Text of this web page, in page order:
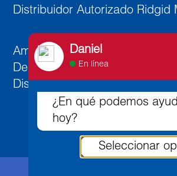
Distribuidor Autorizado Ridgid
Ambato 891, Col. Lindavista
Deleg. Gustavo A. Madero,
Distrito Federal, México.
Daniel
En línea
¿En qué podemos
hoy?